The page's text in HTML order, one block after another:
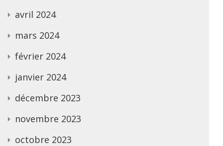
avril 2024
mars 2024
février 2024
janvier 2024
décembre 2023
novembre 2023
octobre 2023